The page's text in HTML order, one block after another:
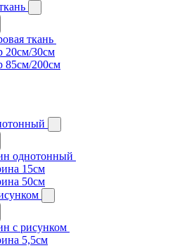
ткань
20см/30см
85см/200см
однотонный
15см
50см
с рисунком
5,5см